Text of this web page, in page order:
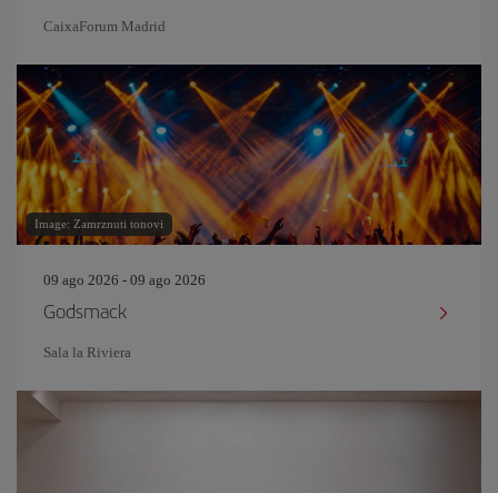
CaixaForum Madrid
Image: Zamrznuti tonovi
09 ago 2026 - 09 ago 2026
Godsmack
Sala la Riviera